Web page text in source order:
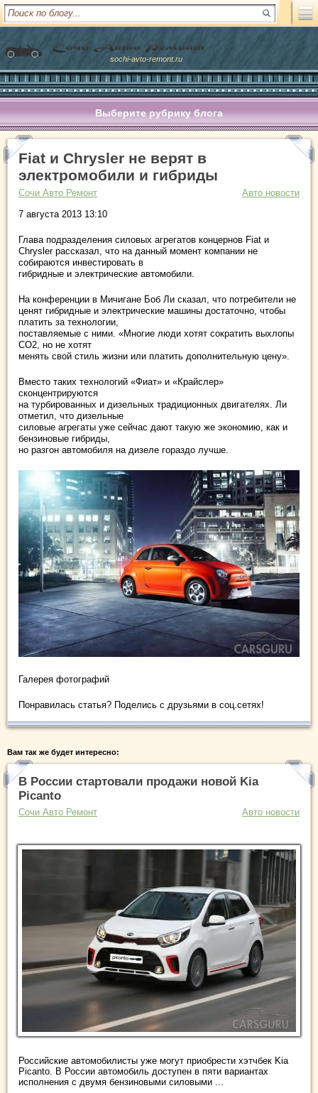
sochi-avto-remont.ru
Выберите рубрику блога
Fiat и Chrysler не верят в
электромобили и гибриды
Сочи Авто Ремонт
Авто новости
7 августа 2013 13:10
Глава подразделения силовых агрегатов концернов Fiat и
Chrysler рассказал, что на данный момент компании не
собираются инвестировать в
гибридные и электрические автомобили.
На конференции в Мичигане Боб Ли сказал, что потребители не
ценят гибридные и электрические машины достаточно, чтобы
платить за технологии,
поставляемые с ними. «Многие люди хотят сократить выхлопы
CO2, но не хотят
менять свой стиль жизни или платить дополнительную цену».
Вместо таких технологий «Фиат» и «Крайслер»
сконцентрируются
на турбированных и дизельных традиционных двигателях. Ли
отметил, что дизельные
силовые агрегаты уже сейчас дают такую же экономию, как и
бензиновые гибриды,
но разгон автомобиля на дизеле гораздо лучше.
Галерея фотографий
Понравилась статья? Поделись с друзьями в соц.сетях!
Вам так же будет интересно:
В России стартовали продажи новой Kia
Picanto
Сочи Авто Ремонт Авто новости
Российские автомобилисты уже могут приобрести хэтчбек Kia
Picanto. В России автомобиль доступен в пяти вариантах
исполнения с двумя бензиновыми силовыми ...